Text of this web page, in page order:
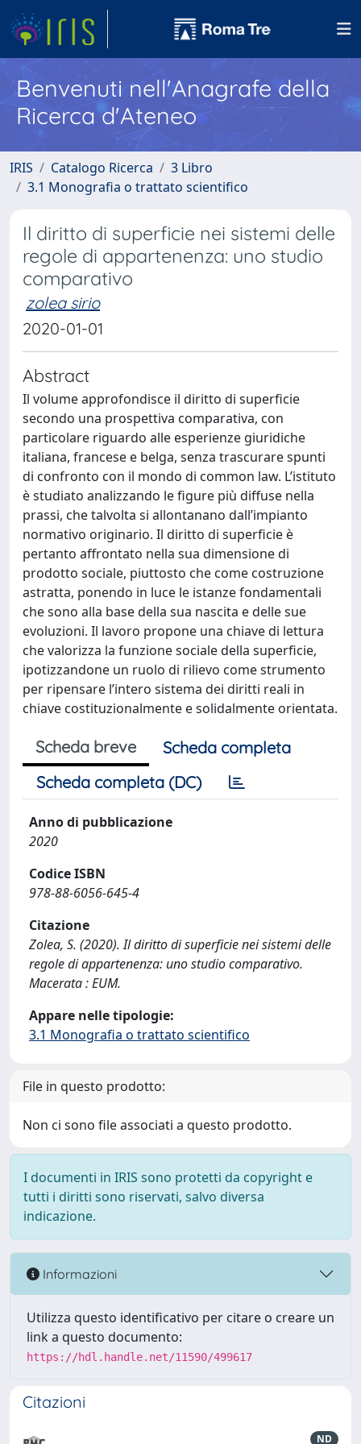
Benvenuti nell'Anagrafe della
Ricerca d'Ateneo
IRIS Catalogo Ricerca
3 Libro
3.1 Monografia o trattato scientifico
Il diritto di superficie nei sistemi delle
regole di appartenenza: uno studio
comparativo
zolea sirio
2020-01-01
Abstract
Il volume approfondisce il diritto di superficie
secondo una prospettiva comparativa, con
particolare riguardo alle esperienze giuridiche
italiana, francese e belga, senza trascurare spunti
di confronto con il mondo di common law. L’istituto
è studiato analizzando le figure più diffuse nella
prassi, che talvolta si allontanano dall’impianto
normativo originario. Il diritto di superficie è
pertanto affrontato nella sua dimensione di
prodotto sociale, piuttosto che come costruzione
astratta, ponendo in luce le istanze fondamentali
che sono alla base della sua nascita e delle sue
evoluzioni. Il lavoro propone una chiave di lettura
che valorizza la funzione sociale della superficie,
ipotizzandone un ruolo di rilievo come strumento
per ripensare l’intero sistema dei diritti reali in
chiave costituzionalmente e solidalmente orientata.
Scheda breve
Scheda completa
Scheda completa (DC)
Anno di pubblicazione
2020
Codice ISBN
978-88-6056-645-4
Citazione
Zolea, S. (2020). Il diritto di superficie nei sistemi delle
regole di appartenenza: uno studio comparativo.
Macerata : EUM.
Appare nelle tipologie:
3.1 Monografia o trattato scientifico
File in questo prodotto:
Non ci sono file associati a questo prodotto.
I documenti in IRIS sono protetti da copyright e
tutti i diritti sono riservati, salvo diversa
indicazione.
Informazioni
Utilizza questo identificativo per citare o creare un
link a questo documento:
https://hdl.handle.net/11590/499617
Citazioni
ND